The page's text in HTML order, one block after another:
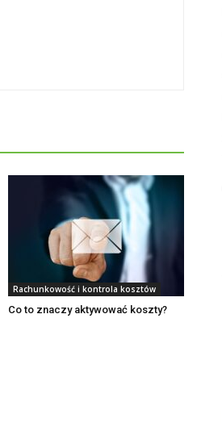
Rachunkowość i kontrola kosztów
Co to znaczy aktywować koszty?